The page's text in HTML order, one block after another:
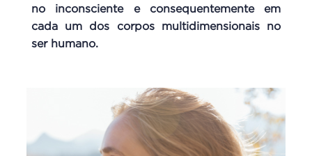
no inconsciente e consequentemente em
cada um dos corpos multidimensionais no
ser humano.